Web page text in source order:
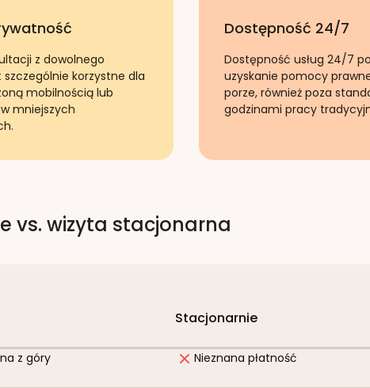
z dowolnego
korzystne dla
mobilnością lub
mniejszych
Dostępność 24/7
Dostępność usług 24/7
uzyskanie pomocy
porze, również poza
godzinami pracy
vs. wizyta stacjonarna
Stacjonarnie
z góry Nieznana płatność